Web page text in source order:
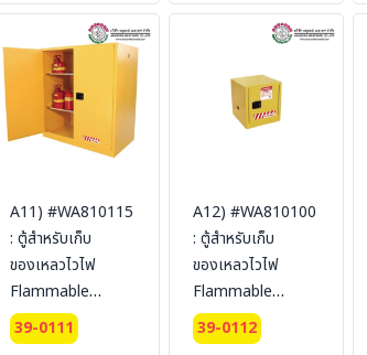
SYSBEL (ไม่รวม
SYSBEL (ไม่รวม
A11) #WA810115
: ตู้สำหรับเก็บ
ของเหลวไวไฟ
Flammable
Cabinets 434 L 2
door (manual)
39-0111
A12) #WA810100
: ตู้สำหรับเก็บ
ของเหลวไวไฟ
Flammable
Cabinets 38 L 1
door (manual)
39-0112